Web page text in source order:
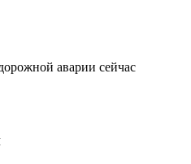
аварии сейчас